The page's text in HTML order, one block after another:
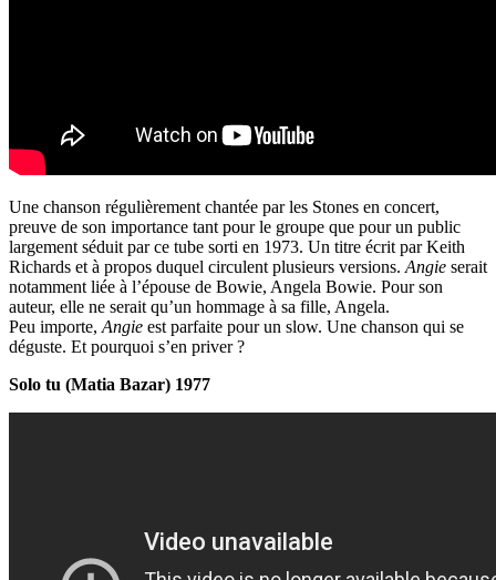
Une chanson régulièrement chantée par les Stones en concert,
preuve de son importance tant pour le groupe que pour un public
largement séduit par ce tube sorti en 1973. Un titre écrit par Keith
Richards et à propos duquel circulent plusieurs versions.Angie serait
notamment liée à l’épouse de Bowie, Angela Bowie. Pour son
auteur, elle ne serait qu’un hommage à sa fille, Angela.
Peu importe,Angie est parfaite pour un slow. Une chanson qui se
déguste. Et pourquoi s’en priver ?
Solo tu (Matia Bazar) 1977